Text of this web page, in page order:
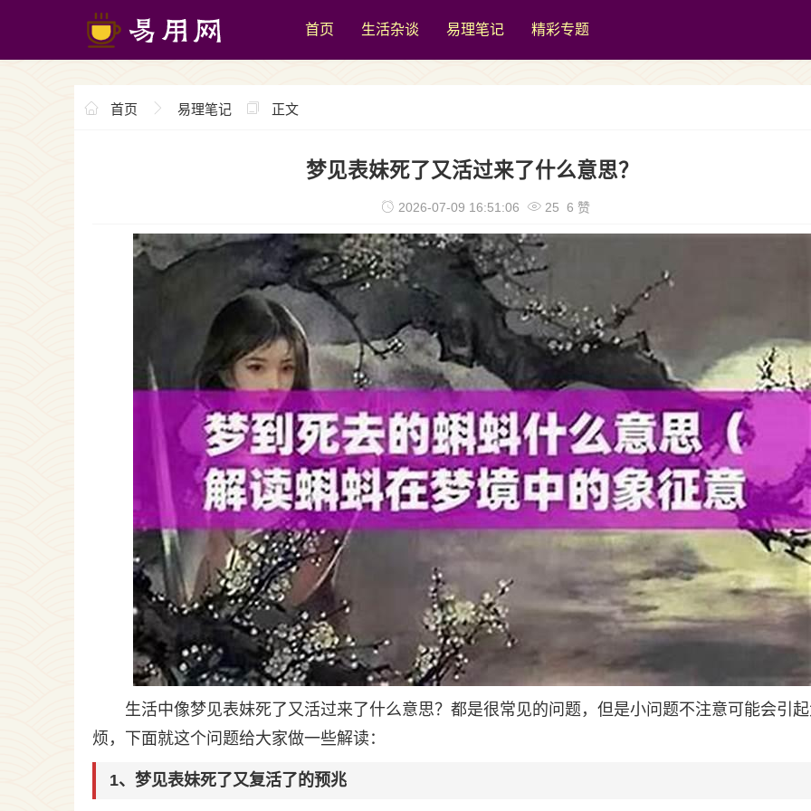
首页 生活杂谈 易理笔记 精彩专题
首页 易理笔记 正文
梦见表妹死了又活过来了什么意思？
2026-07-09 16:51:06 25 6 赞
生活中像梦见表妹死了又活过来了什么意思？都是很常见的问题，但是小问题不注意可能会引
烦，下面就这个问题给大家做一些解读：
1、梦见表妹死了又复活了的预兆